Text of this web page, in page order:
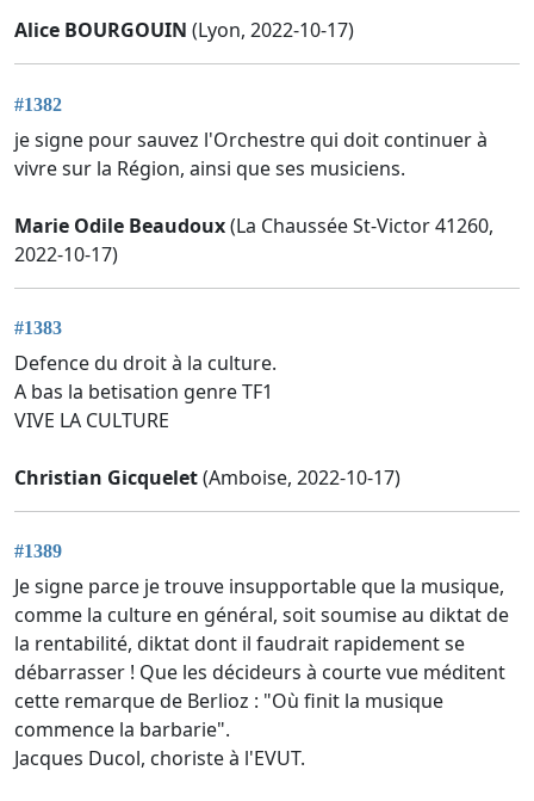
Alice BOURGOUIN (Lyon, 2022-10-17)
#1382
je signe pour sauvez l'Orchestre qui doit continuer à
vivre sur la Région, ainsi que ses musiciens.
Marie Odile Beaudoux(La Chaussée St-Victor 41260,
2022-10-17)
#1383
Defence du droit à la culture.
A bas la betisation genre TF1
VIVE LA CULTURE
Christian Gicquelet(Amboise, 2022-10-17)
#1389
Je signe parce je trouve insupportable que la musique,
comme la culture en général, soit soumise au diktat de
la rentabilité, diktat dont il faudrait rapidement se
débarrasser ! Que les décideurs à courte vue méditent
cette remarque de Berlioz : "Où finit la musique
commence la barbarie".
Jacques Ducol, choriste à l'EVUT.